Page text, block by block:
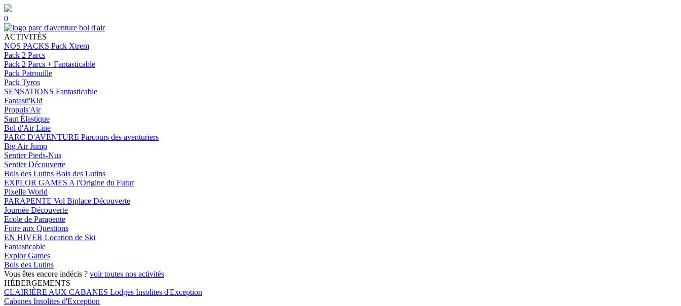
0
ACTIVITÉS
NOS PACKS Pack Xtrem
Pack 2 Parcs
Pack 2 Parcs + Fantasticable
Pack Patrouille
Pack Tyros
SENSATIONS Fantasticable
Fantasti'Kid
Propuls'Air
Saut Élastique
Bol d'Air Line
PARC D'AVENTURE Parcours des aventuriers
Big Air Jump
Sentier Pieds-Nus
Sentier Découverte
Bois des Lutins Bois des Lutins
EXPLOR GAMES A l'Origine du Futur
Pixelle World
PARAPENTE Vol Biplace Découverte
Journée Découverte
Ecole de Parapente
Foire aux Questions
EN HIVER Location de Ski
Fantasticable
Explor Games
Bois des Lutins
Vous êtes encore indécis ? voir toutes nos activités
HÉBERGEMENTS
CLAIRIÈRE AUX CABANES Lodges Insolites d'Exception
Cabanes Insolites d'Exception